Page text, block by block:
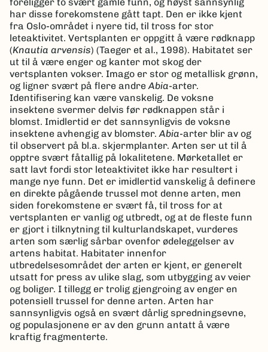
har disse forekomstene gått tapt. Den er ikke kjent
fra Oslo-området i nyere tid, til tross for stor
leteaktivitet. Vertsplanten er oppgitt å være rødknapp
(Knautia arvensis) (Taeger et al., 1998). Habitatet ser
ut til å være enger og kanter mot skog der
vertsplanten vokser. Imago er stor og metallisk grønn,
og ligner svært på flere andreAbia-arter.
Identifisering kan være vanskelig. De voksne
insektene svermer delvis før rødknappen står i
blomst. Imidlertid er det sannsynligvis de voksne
insektene avhengig av blomster.Abia-arter blir av og
til observert på bl.a. skjermplanter. Arten ser ut til å
opptre svært fåtallig på lokalitetene. Mørketallet er
satt lavt fordi stor leteaktivitet ikke har resultert i
mange nye funn. Det er imidlertid vanskelig å definere
en direkte pågående trussel mot denne arten, men
siden forekomstene er svært få, til tross for at
vertsplanten er vanlig og utbredt, og at de fleste funn
er gjort i tilknytning til kulturlandskapet, vurderes
arten som særlig sårbar ovenfor ødeleggelser av
artens habitat. Habitater innenfor
utbredelsesområdet der arten er kjent, er generelt
utsatt for press av ulike slag, som utbygging av veier
og boliger. I tillegg er trolig gjengroing av enger en
potensiell trussel for denne arten. Arten har
sannsynligvis også en svært dårlig spredningsevne,
og populasjonene er av den grunn antatt å være
kraftig fragmenterte.